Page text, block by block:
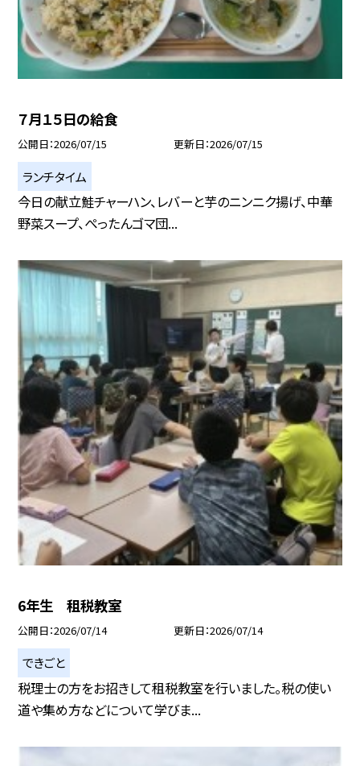
７月１５日の給食
公開日 2026/07/15 更新日 2026/07/15
ランチタイム
今日の献立鮭チャーハン、レバーと芋のニンニク揚げ、中華
野菜スープ、ぺったんゴマ団...
6年生 租税教室
公開日 2026/07/14 更新日 2026/07/14
できごと
税理士の方をお招きして租税教室を行いました。税の使い
道や集め方などについて学びま...